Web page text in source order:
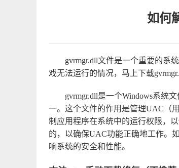
如何
gvrmgr.dll文件是一个重要的系
戏无法运行的情况，马上下载
gvrmgr.dll是一个Windows系统
一。这个文件的作用是管理UAC（
制应用程序在系统中的运行权限，
的，以确保UAC功能正确地工作。
响系统的安全和性能。